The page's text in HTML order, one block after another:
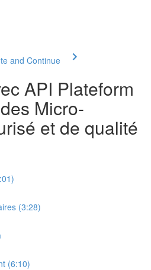
and Continue
API Plateform
Micro-
et de qualité
(3:28)
(6:10)